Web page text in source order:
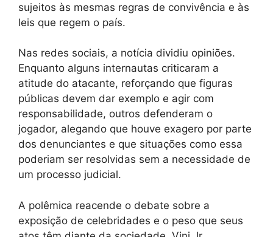
sujeitos às mesmas regras de convivência e às
leis que regem o país.
Nas redes sociais, a notícia dividiu opiniões.
Enquanto alguns internautas criticaram a
atitude do atacante, reforçando que figuras
públicas devem dar exemplo e agir com
responsabilidade, outros defenderam o
jogador, alegando que houve exagero por parte
dos denunciantes e que situações como essa
poderiam ser resolvidas sem a necessidade de
um processo judicial.
A polêmica reacende o debate sobre a
exposição de celebridades e o peso que seus